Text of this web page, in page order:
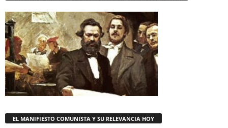
EL MANIFIESTO COMUNISTA Y SU RELEVANCIA HOY